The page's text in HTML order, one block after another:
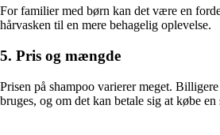
For familier med børn kan det være en
hårvasken til en mere behagelig oplevelse.
5. Pris og mængde
Prisen på shampoo varierer meget.
bruges, og om det kan betale sig at købe